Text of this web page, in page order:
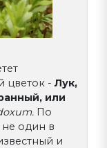
цветок -Лук,
или
По
один в
и